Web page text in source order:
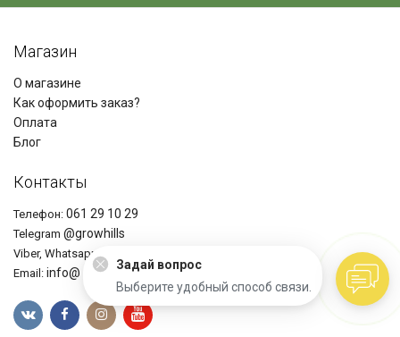
Магазин
О магазине
Как оформить заказ?
Оплата
Блог
Контакты
Телефон: 061 29 10 29
Telegram @growhills
Viber, Whatsapp+37361291029
Email: info@ growhills.com
Задай вопрос
Выберите удобный способ связи.